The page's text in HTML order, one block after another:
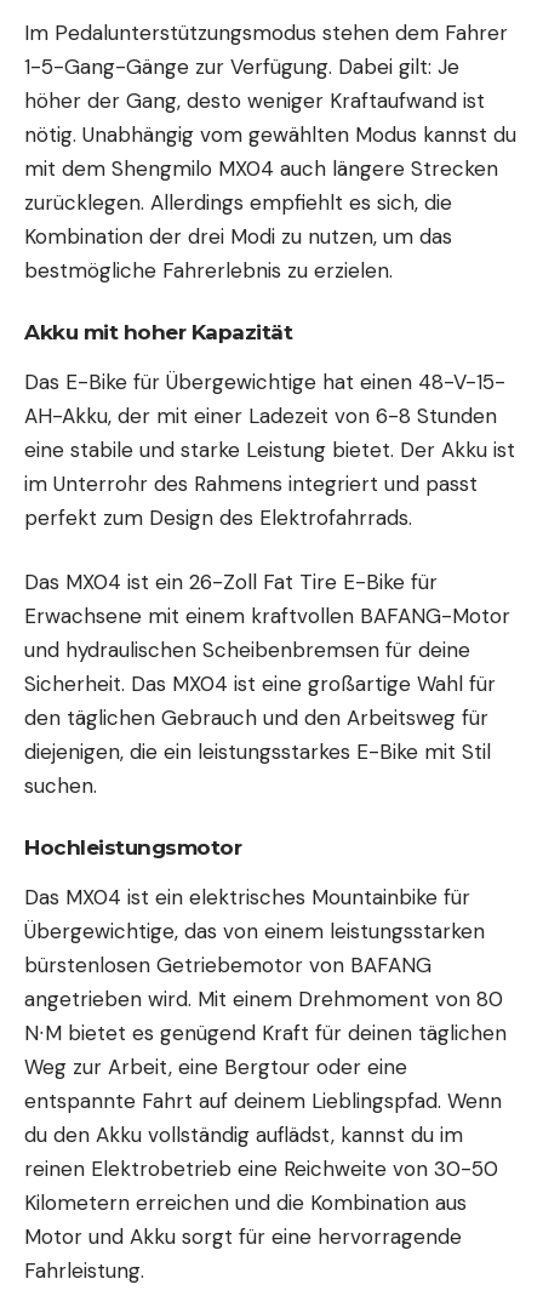
Im Pedalunterstützungsmodus stehen dem Fahrer
1-5-Gang-Gänge zur Verfügung. Dabei gilt: Je
höher der Gang, desto weniger Kraftaufwand ist
nötig. Unabhängig vom gewählten Modus kannst du
mit dem Shengmilo MX04 auch längere Strecken
zurücklegen. Allerdings empfiehlt es sich, die
Kombination der drei Modi zu nutzen, um das
bestmögliche Fahrerlebnis zu erzielen.
Akku mit hoher Kapazität
Das E-Bike für Übergewichtige hat einen 48-V-15-
AH-Akku, der mit einer Ladezeit von 6-8 Stunden
eine stabile und starke Leistung bietet. Der Akku ist
im Unterrohr des Rahmens integriert und passt
perfekt zum Design des Elektrofahrrads.
Das MX04 ist ein 26-Zoll Fat Tire E-Bike für
Erwachsene mit einem kraftvollen BAFANG-Motor
und hydraulischen Scheibenbremsen für deine
Sicherheit. Das MX04 ist eine großartige Wahl für
den täglichen Gebrauch und den Arbeitsweg für
diejenigen, die ein leistungsstarkes E-Bike mit Stil
suchen.
Hochleistungsmotor
Das MX04 ist ein elektrisches Mountainbike für
Übergewichtige, das von einem leistungsstarken
bürstenlosen Getriebemotor von BAFANG
angetrieben wird. Mit einem Drehmoment von 80
N∙M bietet es genügend Kraft für deinen täglichen
Weg zur Arbeit, eine Bergtour oder eine
entspannte Fahrt auf deinem Lieblingspfad. Wenn
du den Akku vollständig auflädst, kannst du im
reinen Elektrobetrieb eine Reichweite von 30-50
Kilometern erreichen und die Kombination aus
Motor und Akku sorgt für eine hervorragende
Fahrleistung.